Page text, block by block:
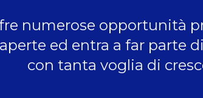
numerose opportunità
ed entra a far parte
con tanta voglia di